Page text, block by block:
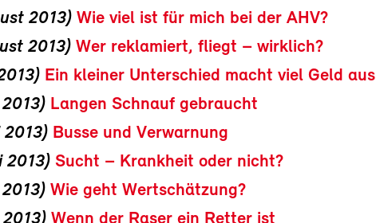
2013) Wie viel ist für mich bei der AHV?
2013) Wer reklamiert, fliegt – wirklich?
Ein kleiner Unterschied macht viel Geld aus
Langen Schnauf gebraucht
2013) Busse und Verwarnung
2013) Sucht – Krankheit oder nicht?
Wie geht Wertschätzung?